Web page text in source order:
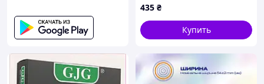
435 ₴
Купить